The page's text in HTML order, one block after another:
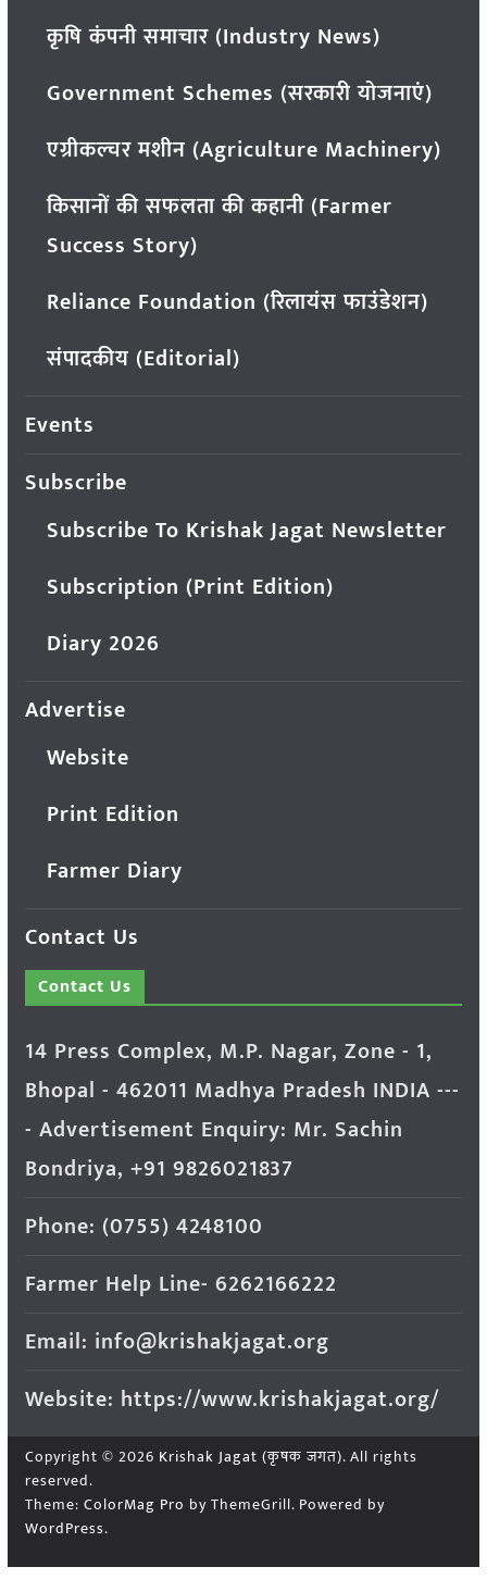
कृषि कंपनी समाचार (Industry News)
Government Schemes (सरकारी योजनाएं)
एग्रीकल्चर मशीन (Agriculture Machinery)
किसानों की सफलता की कहानी (Farmer
Success Story)
Reliance Foundation (रिलायंस फाउंडेशन)
संपादकीय (Editorial)
Events
Subscribe
Subscribe To Krishak Jagat Newsletter
Subscription (Print Edition)
Diary 2026
Advertise
Website
Print Edition
Farmer Diary
Contact Us
Contact Us
14 Press Complex, M.P. Nagar, Zone - 1,
Bhopal - 462011 Madhya Pradesh INDIA ---
- Advertisement Enquiry: Mr. Sachin
Bondriya, +91 9826021837
Phone: (0755) 4248100
Farmer Help Line- 6262166222
Email: info@krishakjagat.org
Website: https://www.krishakjagat.org/
Copyright © 2026 Krishak Jagat (कृषक जगत). All rights
reserved.
Theme: ColorMag Pro by ThemeGrill. Powered by
WordPress.